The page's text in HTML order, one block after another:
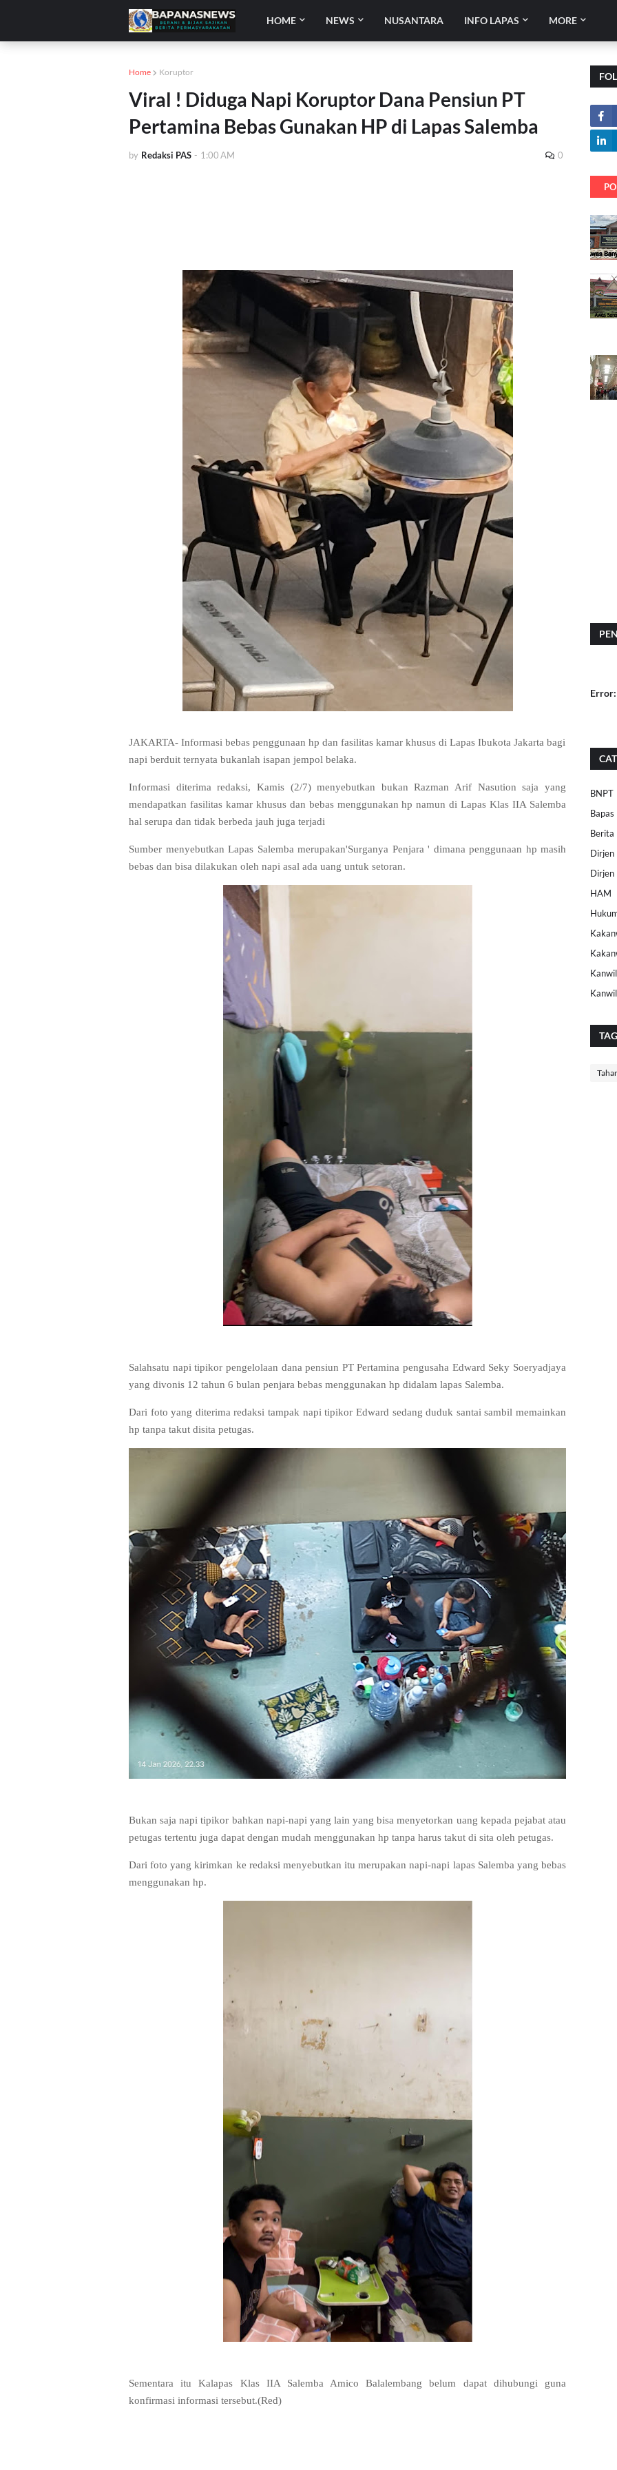
HOME NEWS NUSANTARA INFO LAPAS MORE
Home Koruptor
Viral ! Diduga Napi Koruptor Dana Pensiun PT
Pertamina Bebas Gunakan HP di Lapas Salemba
by Redaksi PAS - 1:00 AM 0
JAKARTA- Informasi bebas penggunaan hp dan fasilitas kamar khusus di Lapas Ibukota Jakarta bagi
napi berduit ternyata bukanlah isapan jempol belaka.
Informasi diterima redaksi, Kamis (2/7) menyebutkan bukan Razman Arif Nasution saja yang
mendapatkan fasilitas kamar khusus dan bebas menggunakan hp namun di Lapas Klas IIA Salemba
hal serupa dan tidak berbeda jauh juga terjadi
Sumber menyebutkan Lapas Salemba merupakan'Surganya Penjara ' dimana penggunaan hp masih
bebas dan bisa dilakukan oleh napi asal ada uang untuk setoran.
Salahsatu napi tipikor pengelolaan dana pensiun PT Pertamina pengusaha Edward Seky Soeryadjaya
yang divonis 12 tahun 6 bulan penjara bebas menggunakan hp didalam lapas Salemba.
Dari foto yang diterima redaksi tampak napi tipikor Edward sedang duduk santai sambil memainkan
hp tanpa takut disita petugas.
Bukan saja napi tipikor bahkan napi-napi yang lain yang bisa menyetorkan uang kepada pejabat atau
petugas tertentu juga dapat dengan mudah menggunakan hp tanpa harus takut di sita oleh petugas.
Dari foto yang kirimkan ke redaksi menyebutkan itu merupakan napi-napi lapas Salemba yang bebas
menggunakan hp.
Sementara itu Kalapas Klas IIA Salemba Amico Balalembang belum dapat dihubungi guna
konfirmasi informasi tersebut.(Red)
Error:
BNPT
Bapas
Berita
Dirjen
Dirjen
HAM